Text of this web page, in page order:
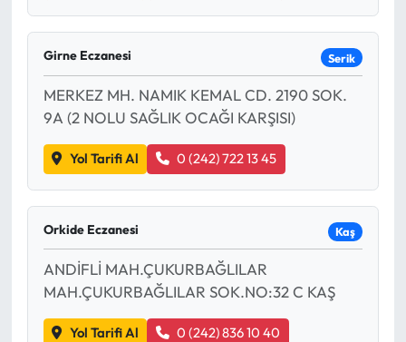
Girne Eczanesi Serik
MERKEZ MH. NAMIK KEMAL CD. 2190 SOK.
9A (2 NOLU SAĞLIK OCAĞI KARŞISI)
Yol Tarifi Al 0 (242) 722 13 45
Orkide Eczanesi Kaş
ANDİFLİ MAH.ÇUKURBAĞLILAR
MAH.ÇUKURBAĞLILAR SOK.NO:32 C KAŞ
Yol Tarifi Al 0 (242) 836 10 40